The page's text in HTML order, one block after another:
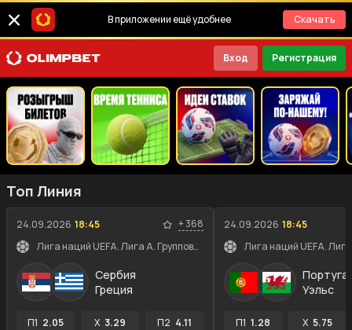
В приложении ещё удобнее Скачать
Вход Регистрация
Топ Линия
24.09.2026 18:45 +368
Лига наций UEFA. Лига A. Групповой этап
Сербия
Греция
П1 2.05 X 3.29 П2 4.11
24.09.2026 18:45
Уэльс
П1 1.28 X 5.75